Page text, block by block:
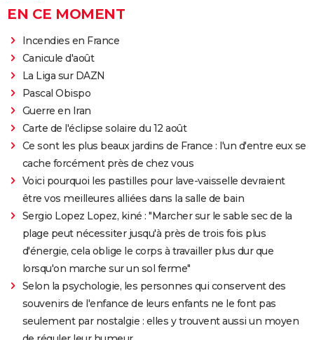
EN CE MOMENT
Incendies en France
Canicule d'août
La Liga sur DAZN
Pascal Obispo
Guerre en Iran
Carte de l'éclipse solaire du 12 août
Ce sont les plus beaux jardins de France : l'un d'entre eux se
cache forcément près de chez vous
Voici pourquoi les pastilles pour lave-vaisselle devraient
être vos meilleures alliées dans la salle de bain
Sergio Lopez Lopez, kiné : "Marcher sur le sable sec de la
plage peut nécessiter jusqu'à près de trois fois plus
d'énergie, cela oblige le corps à travailler plus dur que
lorsqu'on marche sur un sol ferme"
Selon la psychologie, les personnes qui conservent des
souvenirs de l'enfance de leurs enfants ne le font pas
seulement par nostalgie : elles y trouvent aussi un moyen